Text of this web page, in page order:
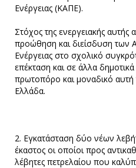
Ενέργειας (ΚΑΠΕ).
Στόχος της ενεργειακής αυτής
προώθηση και διείσδυση των
Ενέργειας στο σχολικό
επέκταση και σε άλλα δημοτικά
πρωτοπόρο και μοναδικό αυτή
Ελλάδα.
2. Εγκατάσταση δύο νέων
έκαστος οι οποίοι προς
λέβητες πετρελαίου που